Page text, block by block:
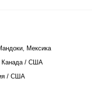
Мексика
Канада / США
/ США